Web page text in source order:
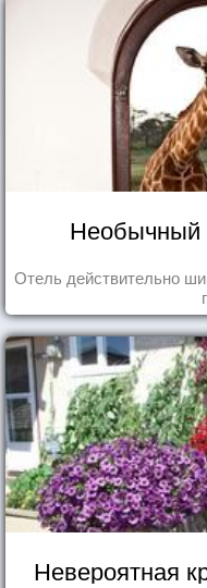
Необычный
Отель действительно
Невероятная